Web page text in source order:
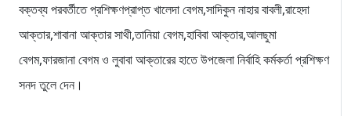
বক্তব্য পরবর্তীতে প্রশিক্ষণপ্রাপ্ত খালেদা বেগম,সাদিকুন নাহার বাবলী,রাহেদা
আক্তার,শাবানা আক্তার সাথী,তানিয়া বেগম,হাবিবা আক্তার,আলছুমা
বেগম,ফারজানা বেগম ও লুবাবা আক্তারের হাতে উপজেলা নির্বাহি কর্মকর্তা প্রশিক্ষণ
সনদ তুলে দেন।